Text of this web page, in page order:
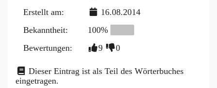
Erstellt am:
16.08.2014
Bekanntheit:
100%
Bewertungen:
9 0
Dieser Eintrag ist als Teil des Wörterbuches
eingetragen.